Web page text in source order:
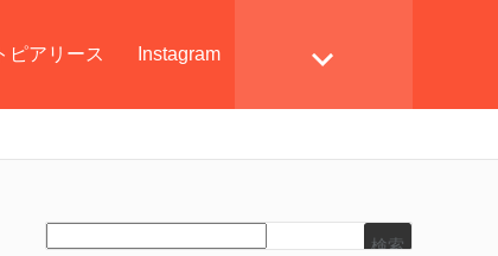
ピアリース Instagram
検索